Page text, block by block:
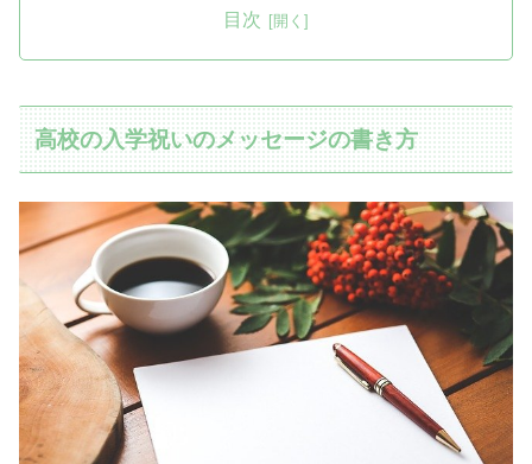
目次
高校の入学祝いのメッセージの書き方